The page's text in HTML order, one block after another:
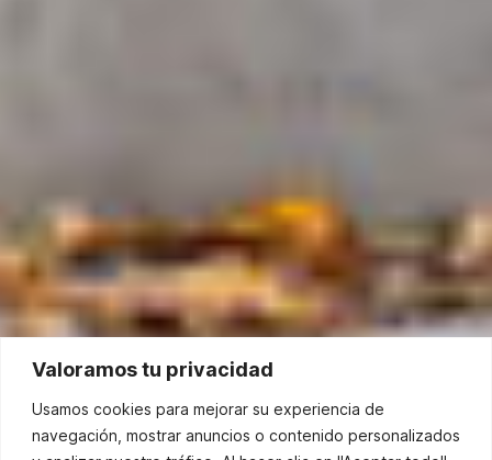
Valoramos tu privacidad
Usamos cookies para mejorar su experiencia de
navegación, mostrar anuncios o contenido personalizados